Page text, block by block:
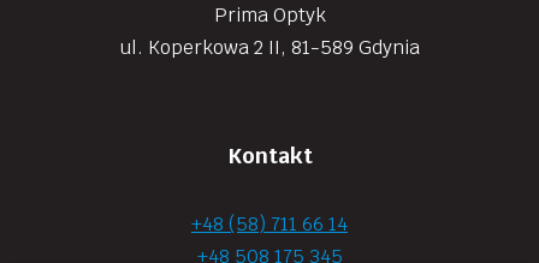
Prima Optyk
ul. Koperkowa 2 II, 81-589 Gdynia
Kontakt
+48 (58) 711 66 14
+48 508 175 345